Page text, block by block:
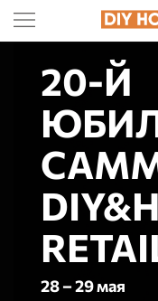
20-Й
28 – 29 мая